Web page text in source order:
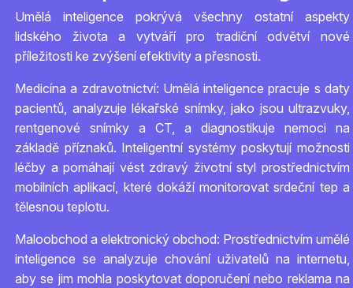
Umělá inteligence pokrývá všechny ostatní aspekty
lidského života a vytváří pro tradiční odvětví nové
příležitosti ke zvýšení efektivity a přesnosti.
Medicína a zdravotnictví: Umělá inteligence pracuje s daty
pacientů, analyzuje lékařské snímky, jako jsou ultrazvuky,
rentgenové snímky a CT, a diagnostikuje nemoci na
základě příznaků. Inteligentní systémy poskytují možnosti
léčby a pomáhají vést zdravý životní styl prostřednictvím
mobilních aplikací, které dokáží monitorovat srdeční tep a
tělesnou teplotu.
Maloobchod a elektronický obchod: Prostřednictvím umělé
inteligence se analyzuje chování uživatelů na internetu,
aby se jim mohla poskytovat doporučení nebo reklama na